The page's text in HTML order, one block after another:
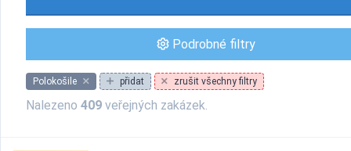
Podrobné filtry
Polokošile přidat zrušit všechny filtry
Nalezeno 409 veřejných zakázek.